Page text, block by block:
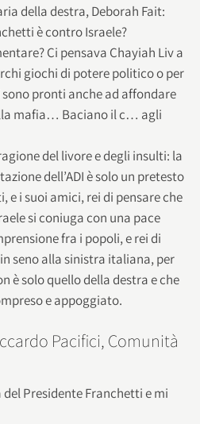
della destra, Deborah Fait:
è contro Israele?
Ci pensava Chayiah Liv a
giochi di potere politico o per
pronti anche ad affondare
mafia… Baciano il c… agli
del livore e degli insulti: la
dell’ADI è solo un pretesto
e i suoi amici, rei di pensare che
si coniuga con una pace
fra i popoli, e rei di
seno alla sinistra italiana, per
è solo quello della destra e che
e appoggiato.
Pacifici, Comunità
Presidente Franchetti e mi